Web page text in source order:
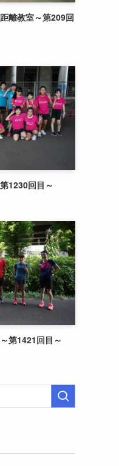
離教室～第209回
1230回目～
第1421回目～